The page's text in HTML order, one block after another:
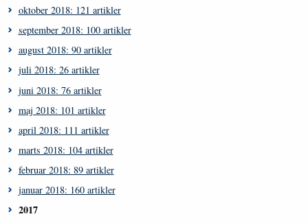
oktober 2018: 121 artikler
september 2018: 100 artikler
august 2018: 90 artikler
juli 2018: 26 artikler
juni 2018: 76 artikler
maj 2018: 101 artikler
april 2018: 111 artikler
marts 2018: 104 artikler
februar 2018: 89 artikler
januar 2018: 160 artikler
2017